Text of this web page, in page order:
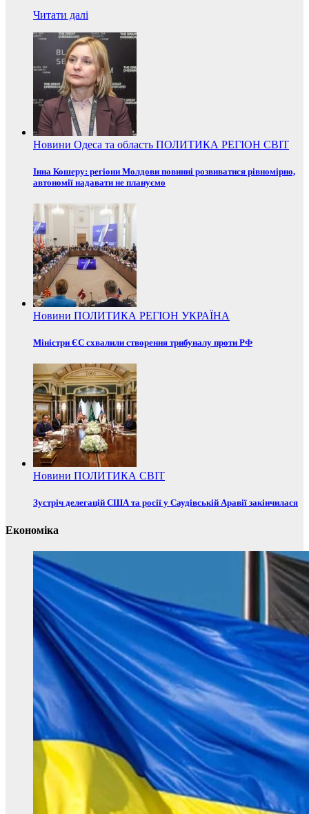
Читати далі
Новини Одеса та область ПОЛИТИКА РЕГІОН СВІТ
Інна Кошеру: регіони Молдови повинні розвиватися рівномірно,
автономії надавати не плануємо
Новини ПОЛИТИКА РЕГІОН УКРАЇНА
Міністри ЄС схвалили створення трибуналу проти РФ
Новини ПОЛИТИКА СВІТ
Зустріч делегацій США та росії у Саудівській Аравії закінчилася
Економіка